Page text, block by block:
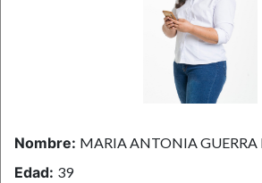
Nombre: MARIA ANTONIA
Edad: 39